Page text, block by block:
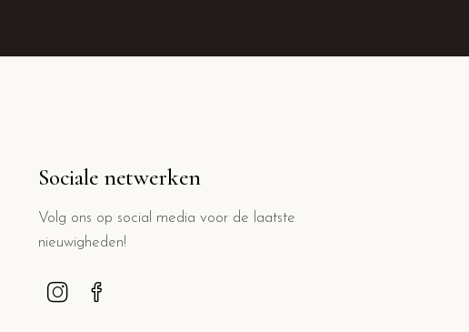
Sociale netwerken
Volg ons op social media voor de laatste
nieuwigheden!